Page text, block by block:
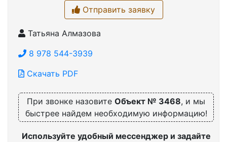
Отправить заявку
Татьяна Алмазова
8 978 544-3939
Скачать PDF
При звонке назовите Объект № 3468, и мы
быстрее найдем необходимую информацию!
Используйте удобный мессенджер и задайте